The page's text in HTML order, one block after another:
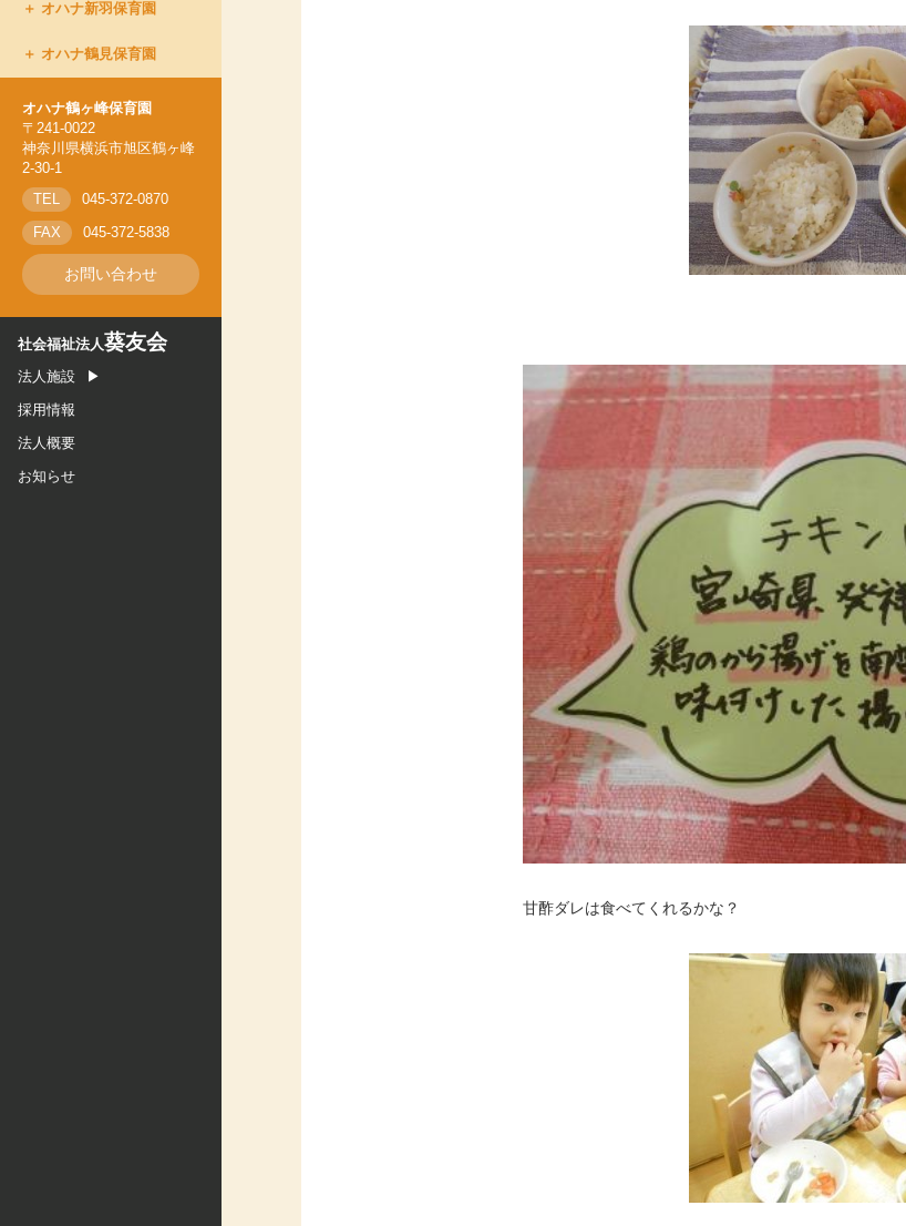
オハナ新羽保育園
オハナ鶴見保育園
オハナ鶴ヶ峰保育園
〒241-0022
神奈川県横浜市旭区鶴ヶ峰
2-30-1
TEL
045-372-0870
FAX 045-372-5838
お問い合わせ
社会福祉法人葵友会
法人施設
採用情報
法人概要
お知らせ
オハナ新羽保育園
オハナ鶴見保育園
甘酢ダレは食べてくれるかな？